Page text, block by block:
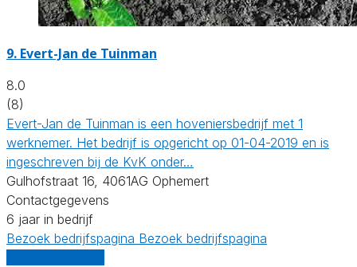
9. Evert-Jan de Tuinman
8.0
(8)
Evert-Jan de Tuinman is een hoveniersbedrijf met 1
werknemer. Het bedrijf is opgericht op 01-04-2019 en is
ingeschreven bij de KvK onder…
Gulhofstraat 16, 4061AG Ophemert
Contactgegevens
6 jaar in bedrijf
Bezoek bedrijfspagina Bezoek bedrijfspagina